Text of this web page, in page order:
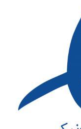
Dual Band 2.4/